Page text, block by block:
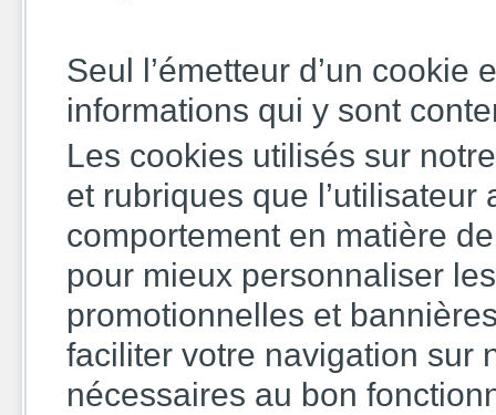
Seul l’émetteur d’un
informations qui y sont
Les cookies utilisés sur
et rubriques que
comportement en matière
pour mieux personnaliser
promotionnelles et
faciliter votre navigation sur
nécessaires au bon